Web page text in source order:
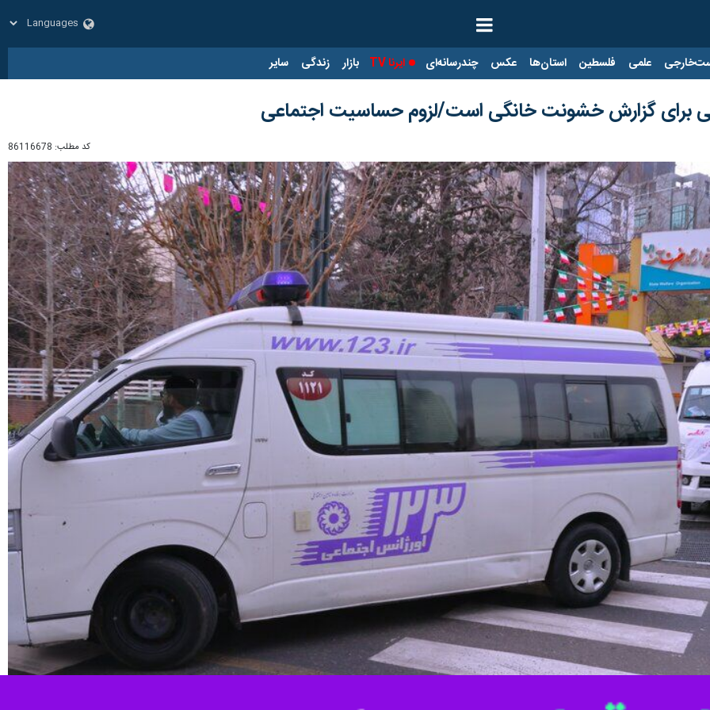
علمی فلسطین استان‌ها عکس چندرسانه‌ای ایرنا TV بازار زندگی سایر
کد مطلب: 86116678